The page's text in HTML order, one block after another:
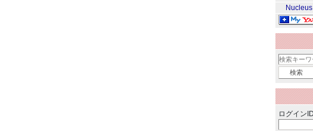
Nucleus
ログイン